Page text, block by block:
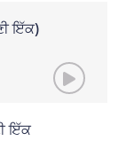
ਇੱਕ)
ਇੱਕ